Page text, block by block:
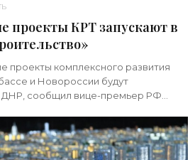
проекты КРТ запускают в
проекты комплексного развития
и Новороссии будут
ДНР, сообщил вице-премьер РФ